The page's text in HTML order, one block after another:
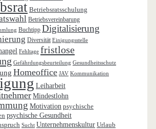
Betriebsratsschulung
Betriebsvereinbarung
Buchtipp Digitalisierung
Diversität Einigungsstelle
Fehltage fristlose
Gefährdungsbeurteilung Gesundheitsschutz
Homeoffice JAV Kommunikation
Leiharbeit
Mindestlohn
Motivation psychische
psychische Gesundheit
Sucht Unternehmenskultur Urlaub